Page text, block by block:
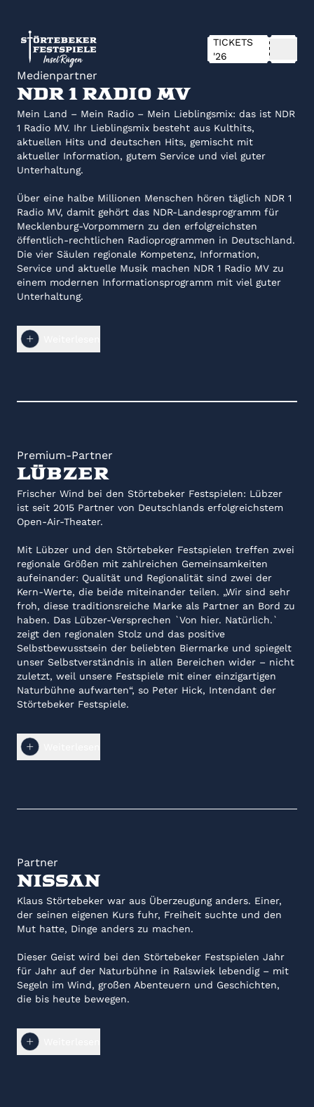
TICKETS
'26
Medienpartner
NDR 1 Radio MV
Mein Land – Mein Radio – Mein Lieblingsmix: das ist NDR
1 Radio MV. Ihr Lieblingsmix besteht aus Kulthits,
aktuellen Hits und deutschen Hits, gemischt mit
aktueller Information, gutem Service und viel guter
Unterhaltung.
Über eine halbe Millionen Menschen hören täglich NDR 1
Radio MV, damit gehört das NDR-Landes­programm für
Mecklenburg-Vorpommern zu den erfolgreichsten
öffentlich-rechtlichen Radio­programmen in Deutschland.
Die vier Säulen regionale Kompetenz, Information,
Service und aktuelle Musik machen NDR 1 Radio MV zu
einem modernen Informationsprogramm mit viel guter
Unterhaltung.
Die NDR Reporter in den Studios Schwerin, Greifswald,
Rostock und Neubrandenburg berichten für Radio und
Fernsehen und sind ganz nahe dran am Geschehen im
Beispiel der Hanseblick, Entdeckerlust, Nordreportagen,
Nordstory oder NaturNah. Hinzu kommen zahlreiche
Sondersendungen über und aus Mecklenburg-
Vorpommern.
Premium-Partner
Lübzer
Frischer Wind bei den Störtebeker Festspielen: Lübzer
ist seit 2015 Partner von Deutschlands erfolgreichstem
Open-Air-Theater.
Mit Lübzer und den Störtebeker Festspielen treffen zwei
regionale Größen mit zahlreichen Gemeinsamkeiten
aufeinander: Qualität und Regionalität sind zwei der
Kern-Werte, die beide miteinander teilen. „Wir sind sehr
froh, diese traditionsreiche Marke als Partner an Bord zu
haben. Das Lübzer-Versprechen `Von hier. Natürlich.`
zeigt den regionalen Stolz und das positive
Selbstbewusstsein der beliebten Bier­marke und spiegelt
unser Selbstverständnis in allen Bereichen wider – nicht
zuletzt, weil unsere Festspiele mit einer einzigartigen
Naturbühne aufwarten“, so Peter Hick, Intendant der
Störtebeker Festspiele.
„Ich bin stolz auf diese neue Partnerschaft mit den
Störtebeker Festspielen, deren Qualität weit über die
Region hinaus bekannt ist.
Festspiele und bringt frischen Genuss aus der Region an
die Ostseeküste. Lübzer braut seit 1877 in der
Mecklenburgischen Kleinstadt Lübz und ist eines der
beliebtesten Biere Ostdeutschlands. Mit vielfältigen
Veranstaltungen und nachhaltigen Projekten engagiert
sich die Brauerei seit vielen Jahren in den Bereichen
Störtebeker Festspielen sind nun weitere tolle Aktionen
geplant, die Freude schenken und unvergessliche
Momente bescheren – lassen Sie sich überraschen!
Partner
NISSAN
Klaus Störtebeker war aus Überzeugung anders. Einer,
der seinen eigenen Kurs fuhr, Freiheit suchte und den
Mut hatte, Dinge anders zu machen.
Dieser Geist wird bei den Störtebeker Festspielen Jahr
für Jahr auf der Naturbühne in Ralswiek lebendig – mit
Segeln im Wind, großen Abenteuern und Geschichten,
die bis heute bewegen.
Nissan ist stolz darauf, seit über dreißig Jahren Teil
dieser besonderen Welt zu sein. Auch wir glauben an
Aufbruch, Bewegung und Verantwortung für morgen.